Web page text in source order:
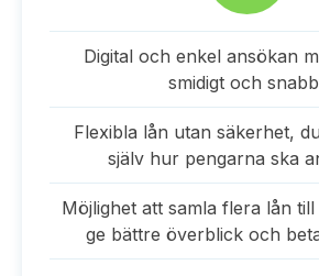
Digital och enkel ansökan
smidigt och
Flexibla lån utan säkerhet,
själv hur pengarna ska
Möjlighet att samla flera lån
ge bättre överblick och